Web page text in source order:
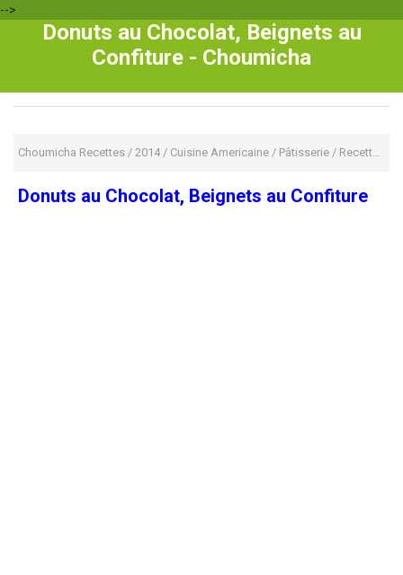
-->
Donuts au Chocolat, Beignets au
Confiture - Choumicha
Choumicha Recettes / 2014/ Cuisine Americaine / Pâtisserie / Recette Pour Enfant
Donuts au Chocolat, Beignets au Confiture